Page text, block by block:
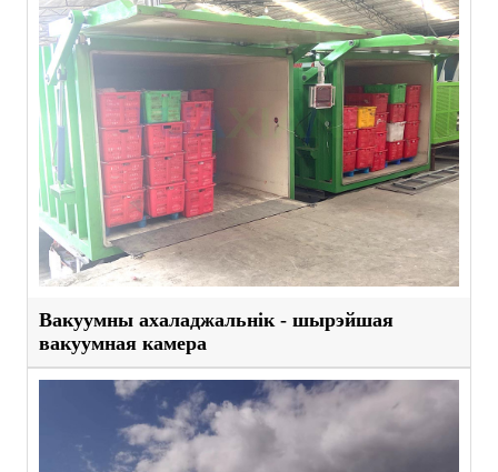
Вакуумны ахаладжальнік - шырэйшая
вакуумная камера